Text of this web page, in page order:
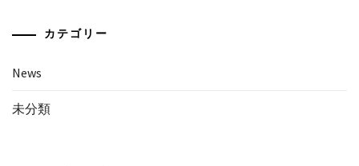
カテゴリー
News
未分類